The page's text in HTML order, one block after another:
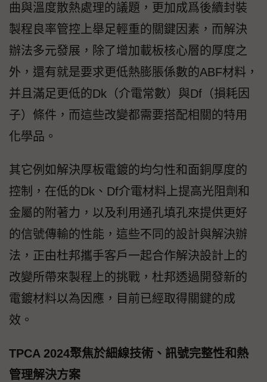
曲與溫度散熱處理的議題，更加成爲後續封裝
製程良率管控上舉足輕重的關鍵因素，而解決
辦法多元發展，除了增加載板核心層的厚度之
外，還有就是要求更低熱膨脹係數的ABF材料，
并且滿足更低的Dk（介電常數）與Df（損耗因
子）條件，而這些改變都需要搭配相關的特用
化學品。
其它例如解決厚板電鍍的均匀性和面銅厚度的
控制，在低的Dk、Df介電材料上提高光阻劑和
金屬的附著力，以及利用通孔填孔來提供更好
的信號傳輸的性能，這些不同的設計與解決辦
法，正由杜邦攜手客戶一起合作解決設計上的
改變所帶來製程上的挑戰，杜邦透過開發新的
電鍍材料以為因應，目前已經取得關鍵的成
效。
TPCA 2024聚焦於細線技術、訊號完整性和熱
管理解決方案